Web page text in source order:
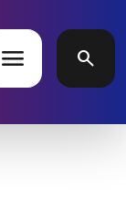
menu search